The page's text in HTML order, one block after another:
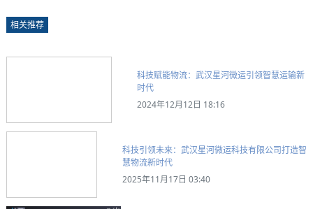
相关推荐
科技赋能物流：武汉星河微运引领智慧运输新
时代
2024年12月12日 18:16
科技引领未来：武汉星河微运科技有限公司打造智
慧物流新时代
2025年11月17日 03:40